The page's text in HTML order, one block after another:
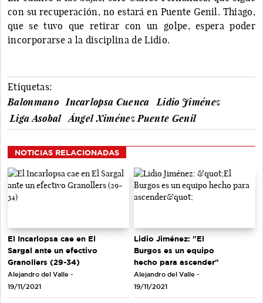
con su recuperación, no estará en Puente Genil. Thiago,
que se tuvo que retirar con un golpe, espera poder
incorporarse a la disciplina de Lidio.
Etiquetas:
Balonmano
Incarlopsa Cuenca
Lidio Jiménez
Liga Asobal
Ángel Ximénez Puente Genil
NOTICIAS RELACIONADAS
El Incarlopsa cae en El
Sargal ante un efectivo
Granollers (29-34)
Alejandro del Valle -
19/11/2021
Lidio Jiménez: "El
Burgos es un equipo
hecho para ascender"
Alejandro del Valle -
19/11/2021